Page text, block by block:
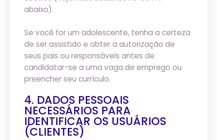
abaixo).
Se você for um adolescente, tenha a certeza
de ser assistido e obter a autorização de
seus pais ou responsáveis antes de
candidatar-se a uma vaga de emprego ou
preencher seu currículo.
4. DADOS PESSOAIS
NECESSÁRIOS PARA
IDENTIFICAR OS USUÁRIOS
(CLIENTES)